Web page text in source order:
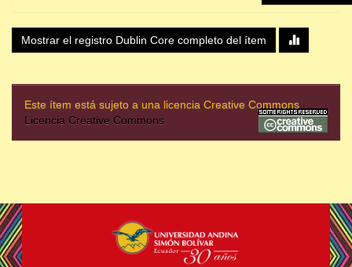
Mostrar el registro Dublin Core completo del ítem
Este ítem está sujeto a una licencia Creative Commons
Licencia Creative Commons